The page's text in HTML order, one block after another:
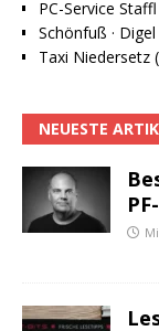
PC-Service
Schönfuß ·
Taxi Niedersetz
NEUESTE